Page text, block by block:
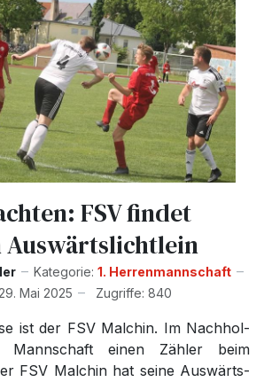
FSV findet
Auswärtslichtlein
Kategorie: 1. Herrenmannschaft
Mai 2025
Zugriffe: 840
ist der FSV Malchin. Im Nachhol-
einen Zähler beim
FSV Malchin hat seine Auswärts-